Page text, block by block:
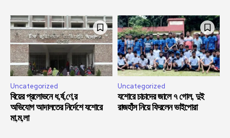
Uncategorized
বিয়ের প্রলোভনে ধ,র্ষ,ণে,র
অভিযোগ আদালতের নির্দেশে যশোরে
মা,ম,লা
Uncategorized
যশোরে চাচাদের জালে ৭ গোল, দুই
রাজহাঁস নিয়ে ফিরলেন ভাইপোরা